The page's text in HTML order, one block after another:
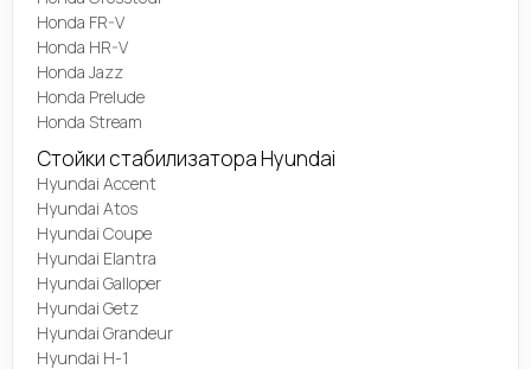
Honda FR-V
Honda HR-V
Honda Jazz
Honda Prelude
Honda Stream
Стойки стабилизатора Hyundai
Hyundai Accent
Hyundai Atos
Hyundai Coupe
Hyundai Elantra
Hyundai Galloper
Hyundai Getz
Hyundai Grandeur
Hyundai H-1